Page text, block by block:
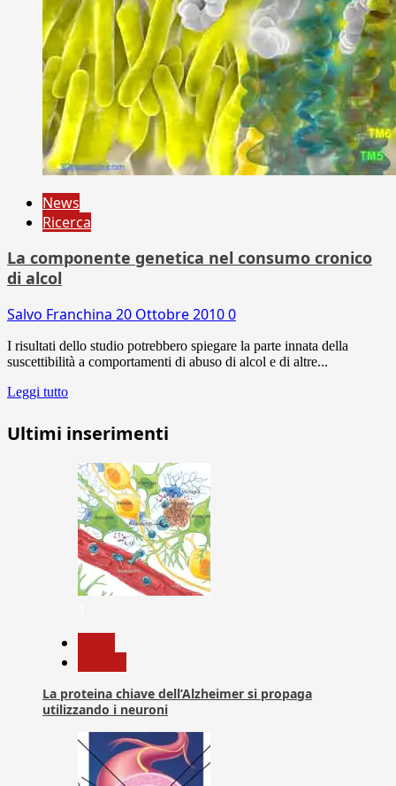
News
Ricerca
La componente genetica nel consumo cronico
di alcol
Salvo Franchina 20 Ottobre 20100
I risultati dello studio potrebbero spiegare la parte innata della
suscettibilità a comportamenti di abuso di alcol e di altre...
Leggi tutto
Ultimi inserimenti
La proteina chiave dell’Alzheimer si propaga
utilizzando i neuroni